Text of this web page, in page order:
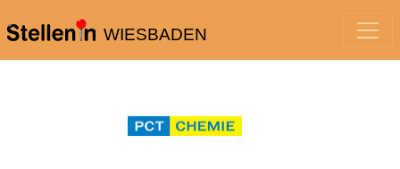
WIESBADEN